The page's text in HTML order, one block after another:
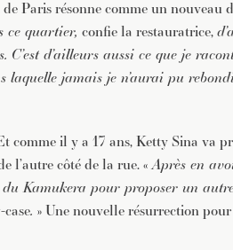
Paris résonne comme un nouveau
ce quartier, confie la restauratrice,
d’ailleurs aussi ce que je
laquelle jamais je n’aurai pu
comme il y a 17 ans, Ketty Sina va
l’autre côté de la rue. «Après en
Kamukera pour proposer un
. » Une nouvelle résurrection